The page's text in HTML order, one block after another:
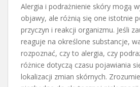
Alergia i podrażnienie skóry mogą
objawy, ale różnią się one istotnie
przyczyn i reakcji organizmu. Jeśli
reaguje na określone substancje,
rozpoznać, czy to alergia, czy
różnice dotyczą czasu pojawiania
lokalizacji zmian skórnych.